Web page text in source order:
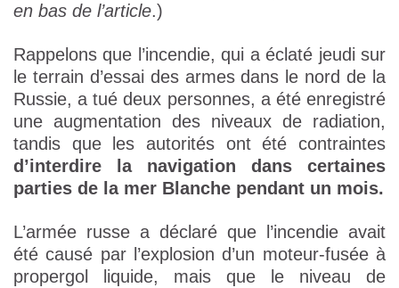
en bas de l’article.)
Rappelons que l’incendie, qui a éclaté jeudi sur
le terrain d’essai des armes dans le nord de la
Russie, a tué deux personnes, a été enregistré
une augmentation des niveaux de radiation,
tandis que les autorités ont été contraintes
d’interdire la navigation dans certaines
parties de la mer Blanche pendant un mois.
L’armée russe a déclaré que l’incendie avait
été causé par l’explosion d’un moteur-fusée à
propergol liquide, mais que le niveau de